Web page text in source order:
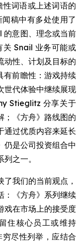
性词语或上述词语的
稿中有多处使用了
的意图、理念或当前
关 Snail 业务可能或
动性、计划及目标的
有前瞻性：游戏持续
世代体验中继续展现
Stieglitz 分享关于
；《方舟》路线图的
通过优质内容来延长
仍是公司投资组合中
之一。
我们的当前观点，
：《方舟》系列继续
戏在市场上的接受度
住核心员工或维持
尽性列举，应结合